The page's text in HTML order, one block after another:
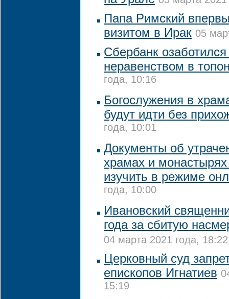
Папа Римский
визитом в Ирак 05
Сбербанк
неравенством в
года, 10:16
Богослужения в
будут идти без
года, 10:01
Документы об
храмах и
изучить в режиме
года, 10:00
Ивановский
года за сбитую
04 марта 2021 года, 18:22
Церковный суд
епископов Игнатиев
15:19